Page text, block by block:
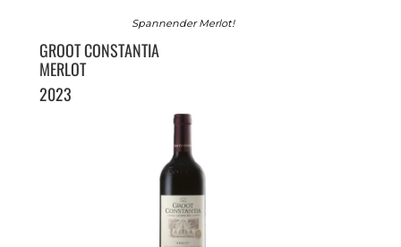
Spannender Merlot!
GROOT CONSTANTIA
MERLOT
2023